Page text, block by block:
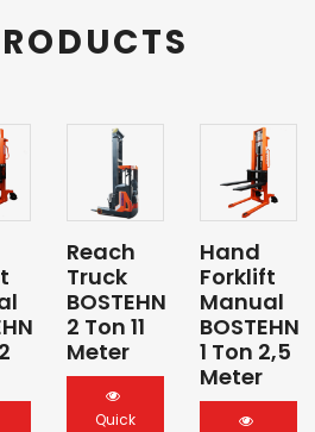
Reach
Truck
BOSTEHN
2 Ton 11
Meter
Quick
Hand
Forklift
Manual
BOSTEHN
1 Ton 2,5
Meter